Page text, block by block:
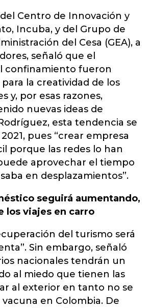
Centro de Innovación y
Incuba, y del Grupo de
del Cesa (GEA), a
señaló que el
confinamiento fueron
la creatividad de los
y, por esas razones,
nuevas ideas de
esta tendencia se
pues “crear empresa
porque las redes lo han
aprovechar el tiempo
en desplazamientos”.
seguirá aumentando,
los viajes en carro
del turismo será
Sin embargo, señaló
nacionales tendrán un
al miedo que tienen las
al exterior en tanto no se
en Colombia. De